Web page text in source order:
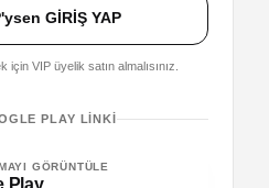
GİRİŞ YAP
için VIP üyelik satın almalısınız.
PLAY LINKI
GÖRÜNTÜLE
Play